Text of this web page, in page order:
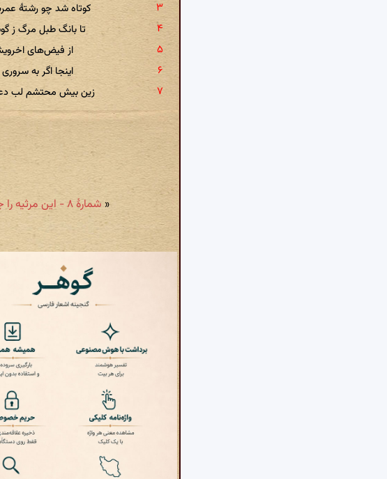
کوتاه شد چو رشتهٔ
تا بانگ طبل مرگ ز
از فیض‌های
اینجا اگر به
زین بیش محتشم لب
«
شمارهٔ ۸ - این